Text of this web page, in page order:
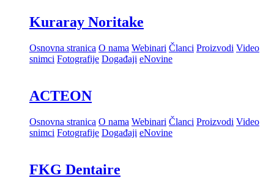
Kuraray Noritake
Osnovna stranica O nama Webinari Članci Proizvodi Video
snimci Fotografije Događaji eNovine
ACTEON
Osnovna stranica O nama Webinari Članci Proizvodi Video
snimci Fotografije Događaji eNovine
FKG Dentaire